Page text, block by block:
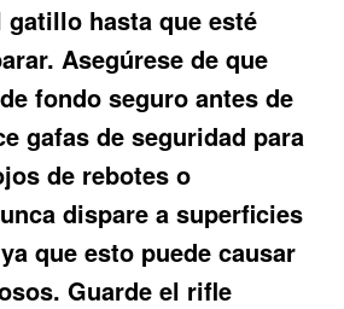
gatillo hasta que esté
Asegúrese de que
fondo seguro antes de
gafas de seguridad para
de rebotes o
dispare a superficies
que esto puede causar
Guarde el rifle